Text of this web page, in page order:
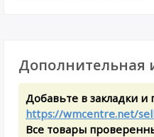
Дополнительная
Добавьте в закладки
https://wmcentre.net/
Все товары